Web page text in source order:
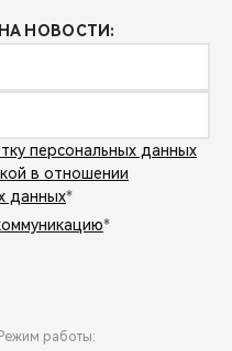
НОВОСТИ:
персональных данных
в отношении
данных*
*
Режим работы: